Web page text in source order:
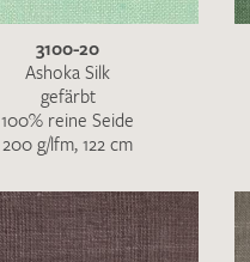
3100-20
Ashoka Silk
gefärbt
100% reine Seide
200 g/lfm, 122 cm